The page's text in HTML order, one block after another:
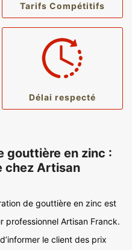
Tarifs Compétitifs
Délai respecté
gouttière en zinc :
chez Artisan
de gouttière en zinc est
professionnel Artisan Franck.
le client des prix